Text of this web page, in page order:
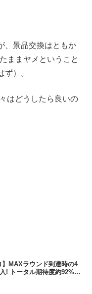
、景品交換はともか
ままヤメということ
）。
はどうしたら良いの
】MAXラウンド到達時の4
! トータル期待度約92%の